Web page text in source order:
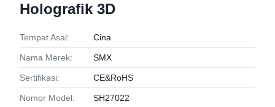
Holografik 3D
Tempat Asal: Cina
Nama Merek: SMX
Sertifikasi: CE&RoHS
Nomor Model: SH27022